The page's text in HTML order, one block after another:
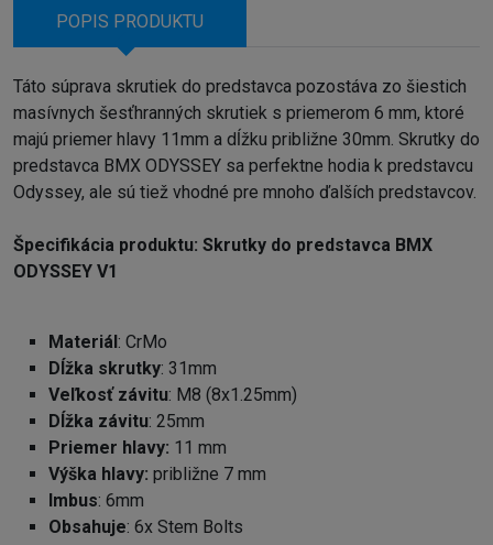
POPIS PRODUKTU
Táto súprava skrutiek do predstavca pozostáva zo šiestich
masívnych šesťhranných skrutiek s priemerom 6 mm, ktoré
majú priemer hlavy 11mm a dĺžku približne 30mm. Skrutky do
predstavca BMX ODYSSEY sa perfektne hodia k predstavcu
Odyssey, ale sú tiež vhodné pre mnoho ďalších predstavcov.
Špecifikácia produktu: Skrutky do predstavca BMX
ODYSSEY V1
Materiál : CrMo
Dĺžka skrutky: 31mm
Veľkosť závitu: M8 (8x1.25mm)
Dĺžka závitu: 25mm
Priemer hlavy: 11 mm
Výška hlavy: približne 7 mm
Imbus: 6mm
Obsahuje: 6x Stem Bolts